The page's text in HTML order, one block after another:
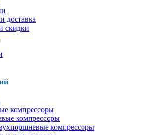
доставка
скидки
компрессоры
компрессоры
компрессоры